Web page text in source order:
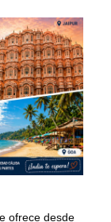
ofrece desde